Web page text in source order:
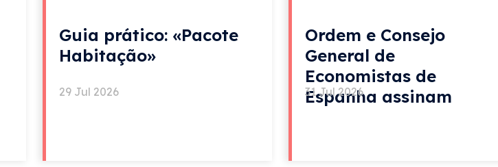
Guia prático: «Pacote
Habitação»
29 Jul 2026
Ordem e Consejo
General de
Economistas de
Espanha assinam
31 Jul 2026